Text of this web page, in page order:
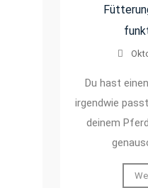
Du hast
irgendwie
deinem